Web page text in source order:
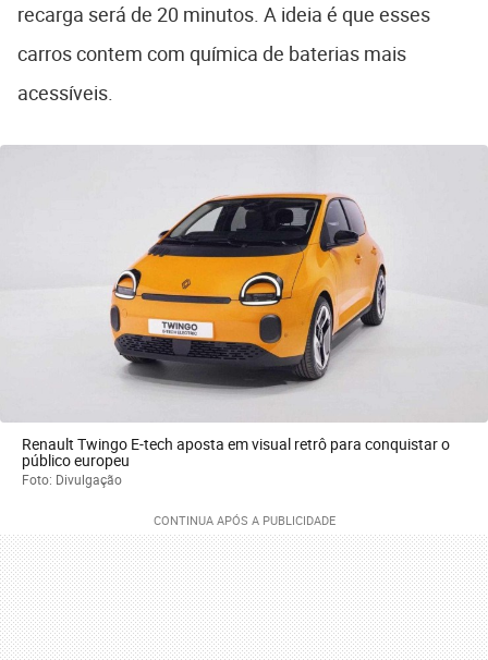
recarga será de 20 minutos. A ideia é que esses
carros contem com química de baterias mais
acessíveis.
Renault Twingo E-tech aposta em visual retrô para conquistar o
público europeu
Foto: Divulgação